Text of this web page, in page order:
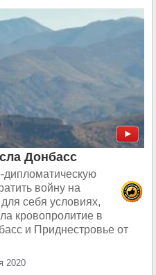
Донбасс
войну на
себя условиях,
кровопролитие в
и Приднестровье от
2020